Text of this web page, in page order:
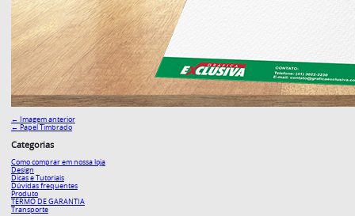
← Imagem anterior
← Papel Timbrado
Categorias
Como comprar em nossa loja
Design
Dicas e Tutoriais
Dúvidas frequentes
Produto
TERMO DE GARANTIA
Transporte